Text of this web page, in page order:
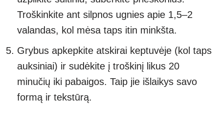
Troškinkite ant silpnos ugnies apie 1,5–2
valandas, kol mėsa taps itin minkšta.
Grybus apkepkite atskirai keptuvėje (kol taps
auksiniai) ir sudėkite į troškinį likus 20
minučių iki pabaigos. Taip jie išlaikys savo
formą ir tekstūrą.